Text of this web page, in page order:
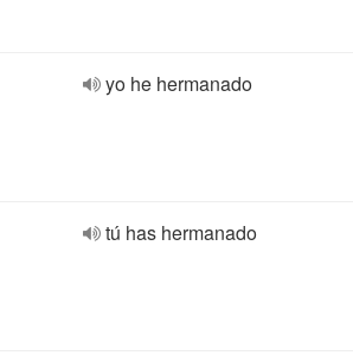
yo he hermanado
tú has hermanado